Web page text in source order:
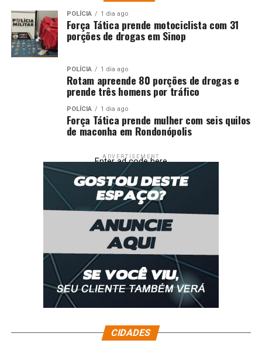
POLÍCIA 1 dia ago
Força Tática prende motociclista com 31
porções de drogas em Sinop
POLÍCIA 1 dia ago
Rotam apreende 80 porções de drogas e
prende três homens por tráfico
POLÍCIA 1 dia ago
Força Tática prende mulher com seis quilos
de maconha em Rondonópolis
ADVERTISEMENT
Enter ad code here
CIDADES